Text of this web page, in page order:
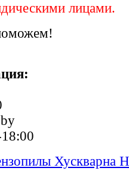
лицами.
Хускварна